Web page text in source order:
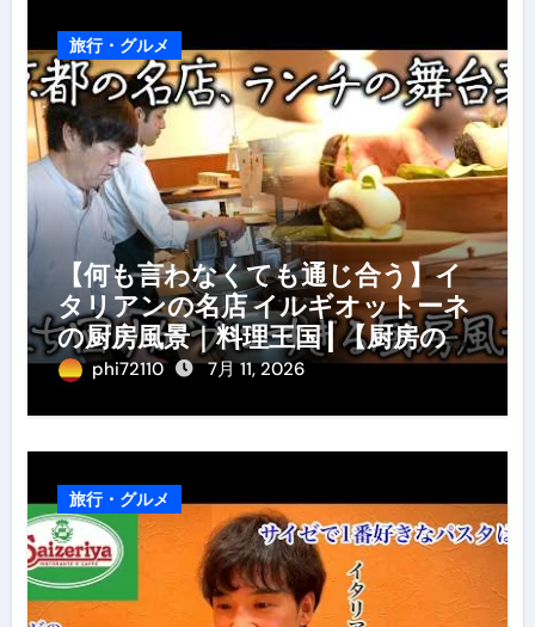
旅行・グルメ
【何も言わなくても通じ合う】イ
タリアンの名店 イルギオットーネ
の厨房風景｜料理王国 | 【厨房の世
界】【イタリアン】【営業風景】
phi72110 7月 11, 2026
旅行・グルメ